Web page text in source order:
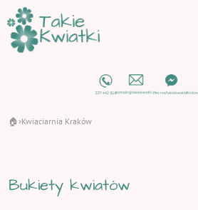
🏠 ›Kwiaciarnia Kraków
Bukiety kwiatów